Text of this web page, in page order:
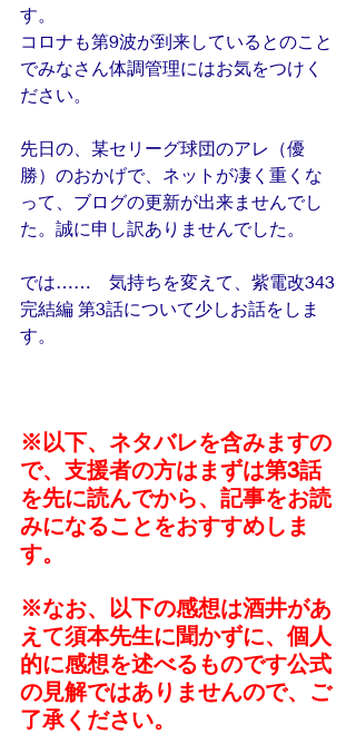
す。
コロナも第9波が到来しているとのこと
でみなさん体調管理にはお気をつけく
ださい。
先日の、某セリーグ球団のアレ（優
勝）のおかげで、ネットが凄く重くな
って、ブログの更新が出来ませんでし
た。誠に申し訳ありませんでした。
では……　気持ちを変えて、紫電改343
完結編 第3話について少しお話をしま
す。
※以下、ネタバレを含みますの
で、支援者の方はまずは第3話
を先に読んでから、記事をお読
みになることをおすすめしま
す。
※なお、以下の感想は酒井があ
えて須本先生に聞かずに、個人
的に感想を述べるものです公式
の見解ではありませんので、ご
了承ください。